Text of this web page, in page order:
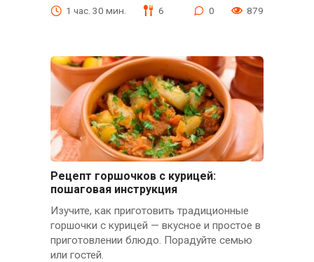
1 час. 30 мин. 6 0 879
Рецепт горшочков с курицей:
пошаговая инструкция
Изучите, как приготовить традиционные
горшочки с курицей — вкусное и простое в
приготовлении блюдо. Порадуйте семью
или гостей.